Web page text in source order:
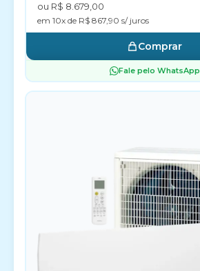
ou R$ 8.679,00
em 10x de R$ 867,90 s/ juros
Comprar
Fale pelo WhatsApp